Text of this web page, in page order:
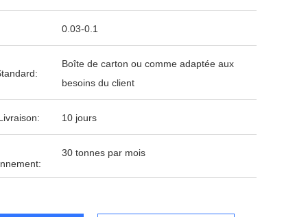
0.03-0.1
Boîte de carton ou comme adaptée aux
besoins du client
10 jours
30 tonnes par mois